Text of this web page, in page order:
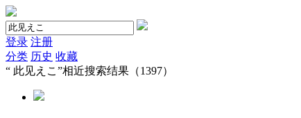
登录 注册
分类 历史 收藏
“ 此见えこ ”相近搜索结果（1397）